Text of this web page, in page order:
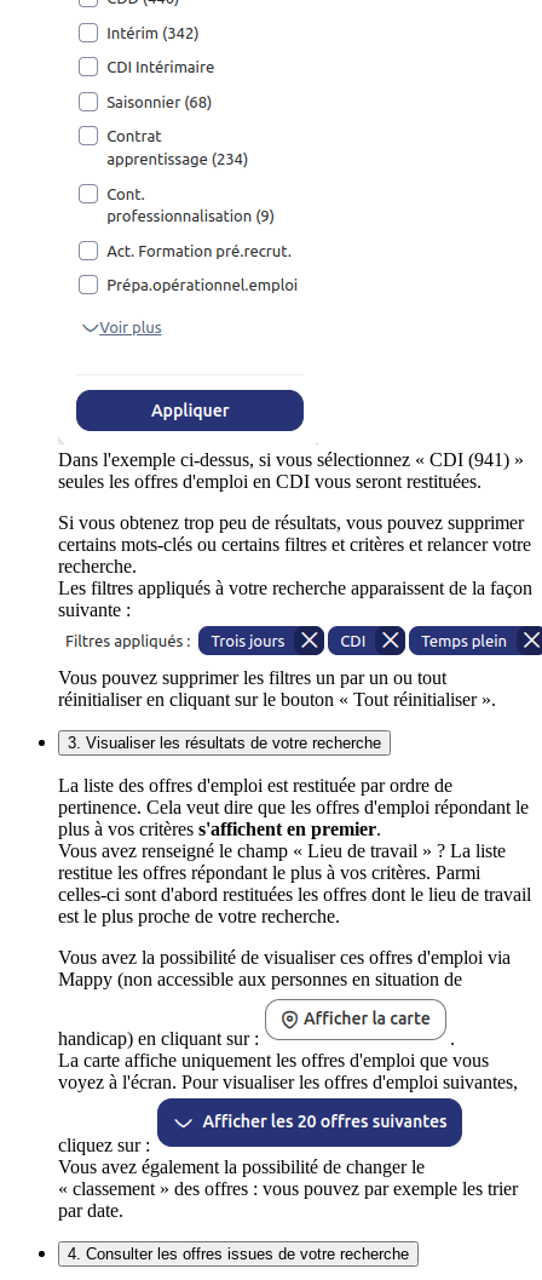
Dans l'exemple ci-dessus, si vous sélectionnez « CDI (941) »
seules les offres d'emploi en CDI vous seront restituées.
Si vous obtenez trop peu de résultats, vous pouvez supprimer
certains mots-clés ou certains filtres et critères et relancer votre
recherche.
Les filtres appliqués à votre recherche apparaissent de la façon
suivante :
Vous pouvez supprimer les filtres un par un ou tout
réinitialiser en cliquant sur le bouton « Tout réinitialiser ».
3. Visualiser les résultats de votre recherche
La liste des offres d'emploi est restituée par ordre de
pertinence. Cela veut dire que les offres d'emploi répondant le
plus à vos critères s'affichent en premier.
Vous avez renseigné le champ « Lieu de travail » ? La liste
restitue les offres répondant le plus à vos critères. Parmi
celles-ci sont d'abord restituées les offres dont le lieu de travail
est le plus proche de votre recherche.
Vous avez la possibilité de visualiser ces offres d'emploi via
Mappy (non accessible aux personnes en situation de
handicap) en cliquant sur :
.
La carte affiche uniquement les offres d'emploi que vous
voyez à l'écran. Pour visualiser les offres d'emploi suivantes,
cliquez sur :
Vous avez également la possibilité de changer le
« classement » des offres : vous pouvez par exemple les trier
par date.
4. Consulter les offres issues de votre recherche